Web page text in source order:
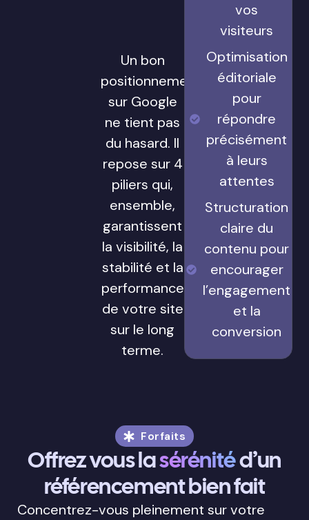
Un bon
positionnement
sur Google
ne tient pas
du hasard. Il
repose sur 4
piliers qui,
ensemble,
garantissent
la visibilité, la
stabilité et la
performance
de votre site
sur le long
terme.
vos
visiteurs
Optimisation
éditoriale
pour
répondre
précisément
à leurs
attentes
Structuration
claire du
contenu pour
encourager
l’engagement
et la
conversion
Forfaits
Offrez vous lasérénitéd’un
référencement bien fait
Concentrez-vous pleinement sur votre